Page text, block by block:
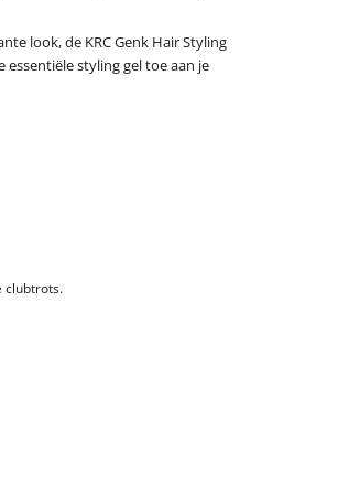
look, de KRC Genk Hair Styling
essentiële styling gel toe aan je
clubtrots.